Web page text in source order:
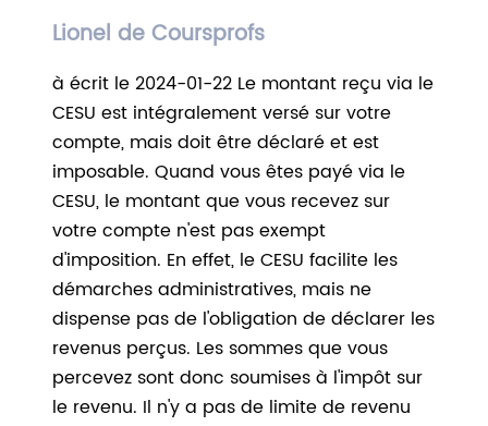
Lionel de Coursprofs
à écrit le 2024-01-22 Le montant reçu via le
CESU est intégralement versé sur votre
compte, mais doit être déclaré et est
imposable. Quand vous êtes payé via le
CESU, le montant que vous recevez sur
votre compte n'est pas exempt
d'imposition. En effet, le CESU facilite les
démarches administratives, mais ne
dispense pas de l'obligation de déclarer les
revenus perçus. Les sommes que vous
percevez sont donc soumises à l'impôt sur
le revenu. Il n'y a pas de limite de revenu